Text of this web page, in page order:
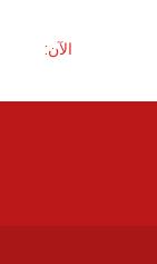
الآن: